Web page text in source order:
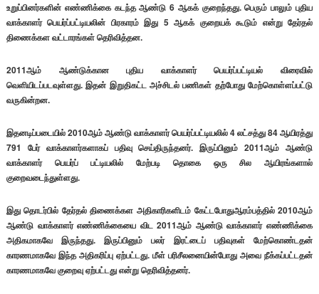
உறுப்பினர்களின் எண்ணிக்கை கடந்த ஆண்டு 6 ஆகக் குறைந்தது. பெரும் பாலும் புதிய
வாக்காளர் பெயர்ப்பட்டியலின் பிரகாரம் இது 5 ஆகக் குறையக் கூடும் என்று தேர்தல்
திணைக்கள வட்டாரங்கள் தெரிவித்தன.
2011ஆம் ஆண்டுக்கான புதிய வாக்காளர் பெயர்ப்பட்டியல் விரைவில்
வெளியிடப்படவுள்ளது. இதன் இறுதிகட்ட அச்சிடல் பணிகள் தற்போது மேற்கொள்ளப்பட்டு
வருகின்றன.
இதனடிப்படையில் 2010ஆம் ஆண்டு வாக்காளர் பெயர்ப்பட்டியலில் 4 லட்சத்து 84 ஆயிரத்து
791 பேர் வாக்காளர்களாகப் பதிவு செய்திருந்தனர். இருப்பினும் 2011ஆம் ஆண்டு
வாக்காளர் பெயர்ப் பட்டியலில் மேற்படி தொகை ஒரு சில ஆயிரங்களால்
குறைவடைந்துள்ளது.
இது தொடர்பில் தேர்தல் திணைக்கள அதிகாரிகளிடம் கேட்டபோதுஆரம்பத்தில் 2010ஆம்
ஆண்டு வாக்காளர் எண்ணிக்கையை விட 2011ஆம் ஆண்டு வாக்காளர் எண்ணிக்கை
அதிகமாகவே இருந்தது. இருப்பினும் பலர் இரட்டைப் பதிவுகள் மேற்கொண்டதன்
காரணமாகவே இந்த அதிகரிப்பு ஏற்பட்டது. மீள் பரிசீலனையின்போது அவை நீக்கப்பட்டதன்
காரணமாகவே குறைவு ஏற்பட்டது என்று தெரிவித்தனர்.